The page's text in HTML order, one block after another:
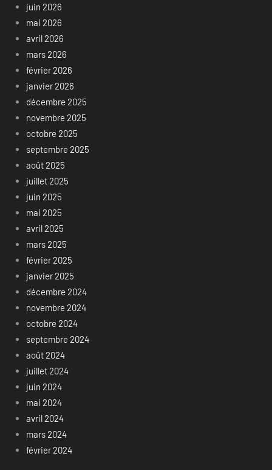
juin 2026
mai 2026
avril 2026
mars 2026
février 2026
janvier 2026
décembre 2025
novembre 2025
octobre 2025
septembre 2025
août 2025
juillet 2025
juin 2025
mai 2025
avril 2025
mars 2025
février 2025
janvier 2025
décembre 2024
novembre 2024
octobre 2024
septembre 2024
août 2024
juillet 2024
juin 2024
mai 2024
avril 2024
mars 2024
février 2024